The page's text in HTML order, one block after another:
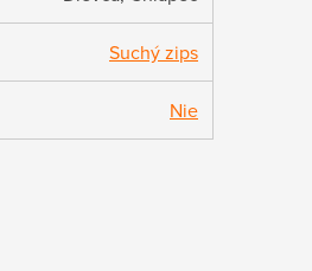
Suchý zips
Nie